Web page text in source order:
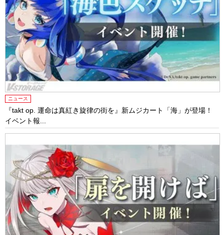
ニュース
『takt op. 運命は真紅き旋律の街を』新ムジカート「海」が登場！
イベント報...